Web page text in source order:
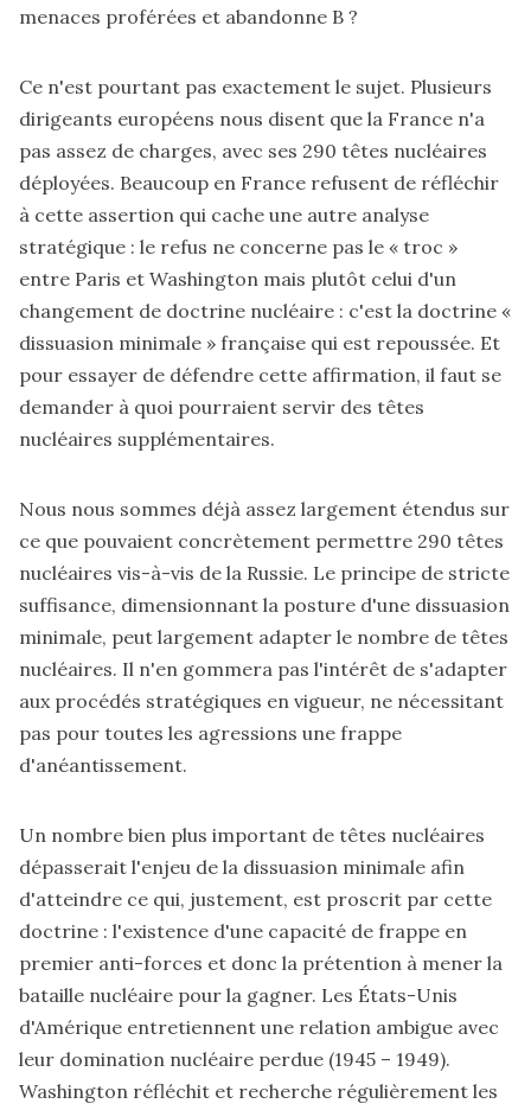
menaces proférées et abandonne B ?
Ce n'est pourtant pas exactement le sujet. Plusieurs
dirigeants européens nous disent que la France n'a
pas assez de charges, avec ses 290 têtes nucléaires
déployées. Beaucoup en France refusent de réfléchir
à cette assertion qui cache une autre analyse
stratégique : le refus ne concerne pas le « troc »
entre Paris et Washington mais plutôt celui d'un
changement de doctrine nucléaire : c'est la doctrine «
dissuasion minimale » française qui est repoussée. Et
pour essayer de défendre cette affirmation, il faut se
demander à quoi pourraient servir des têtes
nucléaires supplémentaires.
Nous nous sommes déjà assez largement étendus sur
ce que pouvaient concrètement permettre 290 têtes
nucléaires vis-à-vis de la Russie. Le principe de stricte
suffisance, dimensionnant la posture d'une dissuasion
minimale, peut largement adapter le nombre de têtes
nucléaires. Il n'en gommera pas l'intérêt de s'adapter
aux procédés stratégiques en vigueur, ne nécessitant
pas pour toutes les agressions une frappe
d'anéantissement.
Un nombre bien plus important de têtes nucléaires
dépasserait l'enjeu de la dissuasion minimale afin
d'atteindre ce qui, justement, est proscrit par cette
doctrine : l'existence d'une capacité de frappe en
premier anti-forces et donc la prétention à mener la
bataille nucléaire pour la gagner. Les États-Unis
d'Amérique entretiennent une relation ambigue avec
leur domination nucléaire perdue (1945 – 1949).
Washington réfléchit et recherche régulièrement les